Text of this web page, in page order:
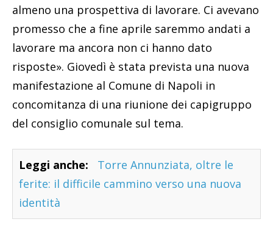
almeno una prospettiva di lavorare. Ci avevano
promesso che a fine aprile saremmo andati a
lavorare ma ancora non ci hanno dato
risposte». Giovedì è stata prevista una nuova
manifestazione al Comune di Napoli in
concomitanza di una riunione dei capigruppo
del consiglio comunale sul tema.
Leggi anche:
Torre Annunziata, oltre le
ferite: il difficile cammino verso una nuova
identità